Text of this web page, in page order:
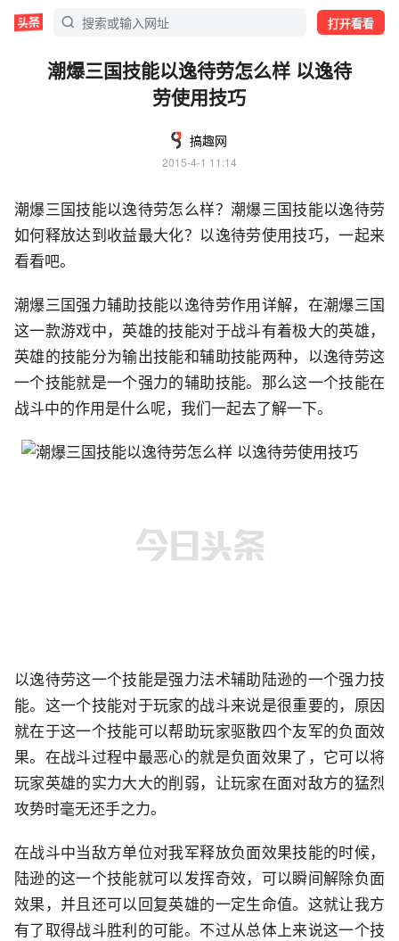
打开看看
潮爆三国技能以逸待劳怎么样 以逸待
劳使用技巧
搞趣网
2015-4-1 11:14
潮爆三国技能以逸待劳怎么样？潮爆三国技能以逸待劳
如何释放达到收益最大化？以逸待劳使用技巧，一起来
看看吧。
潮爆三国强力辅助技能以逸待劳作用详解，在潮爆三国
这一款游戏中，英雄的技能对于战斗有着极大的英雄，
英雄的技能分为输出技能和辅助技能两种，以逸待劳这
一个技能就是一个强力的辅助技能。那么这一个技能在
战斗中的作用是什么呢，我们一起去了解一下。
以逸待劳这一个技能是强力法术辅助陆逊的一个强力技
能。这一个技能对于玩家的战斗来说是很重要的，原因
就在于这一个技能可以帮助玩家驱散四个友军的负面效
果。在战斗过程中最恶心的就是负面效果了，它可以将
玩家英雄的实力大大的削弱，让玩家在面对敌方的猛烈
攻势时毫无还手之力。
在战斗中当敌方单位对我军释放负面效果技能的时候，
陆逊的这一个技能就可以发挥奇效，可以瞬间解除负面
效果，并且还可以回复英雄的一定生命值。这就让我方
有了取得战斗胜利的可能。不过从总体上来说这一个技